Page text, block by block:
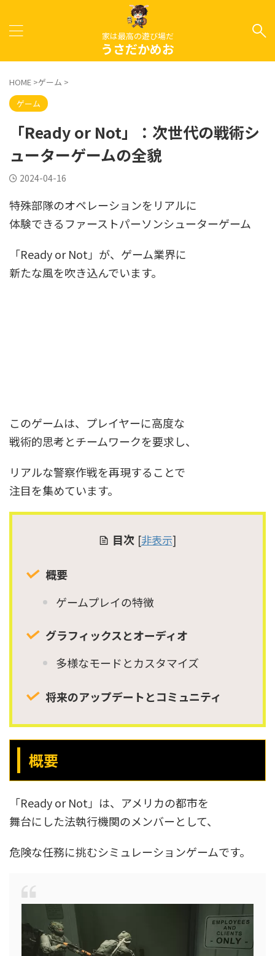
家は最高の遊び場だ
うさだかめお
HOME >ゲーム >
ゲーム
「Ready or Not」：次世代の戦術シ
ューターゲームの全貌
2024-04-16
特殊部隊のオペレーションをリアルに
体験できるファーストパーソンシューターゲーム
「Ready or Not」が、ゲーム業界に
新たな風を吹き込んでいます。
このゲームは、プレイヤーに高度な
戦術的思考とチームワークを要求し、
リアルな警察作戦を再現することで
注目を集めています。
目次 [非表示]
概要
ゲームプレイの特徴
グラフィックスとオーディオ
多様なモードとカスタマイズ
将来のアップデートとコミュニティ
概要
「Ready or Not」は、アメリカの都市を
舞台にした法執行機関のメンバーとして、
危険な任務に挑むシミュレーションゲームです。